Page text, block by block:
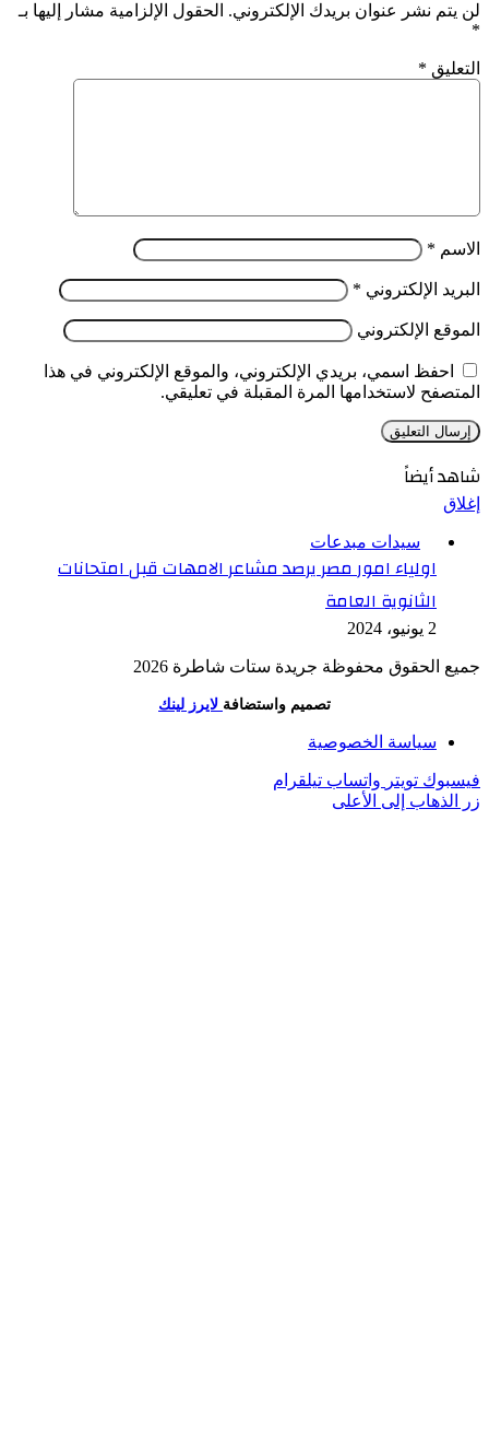
لن يتم نشر عنوان بريدك الإلكتروني. الحقول الإلزامية مشار إليها بـ
*
التعليق *
الاسم *
البريد الإلكتروني *
الموقع الإلكتروني
احفظ اسمي، بريدي الإلكتروني، والموقع الإلكتروني في هذا
المتصفح لاستخدامها المرة المقبلة في تعليقي.
شاهد أيضاً
إغلاق
سيدات مبدعات
اولياء امور مصر يرصد مشاعر الامهات قبل امتحانات
الثانوية العامة
2 يونيو، 2024
جميع الحقوق محفوظة جريدة ستات شاطرة 2026
تصميم واستضافة لايرز لينك
سياسة الخصوصية
فيسبوك تويتر واتساب تيلقرام
زر الذهاب إلى الأعلى